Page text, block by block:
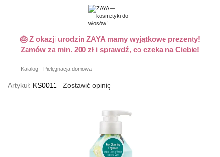
🎂 Z okazji urodzin ZAYA mamy wyjątkowe prezenty!
Zamów za min. 200 zł i sprawdź, co czeka na Ciebie!
Katalog Pielęgnacja domowa
Artykuł: KS0011 Zostawić opinię